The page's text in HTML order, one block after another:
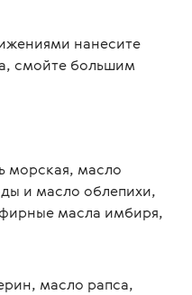
нанесите
смойте большим
морская, масло
и масло облепихи,
масла имбиря,
масло рапса,